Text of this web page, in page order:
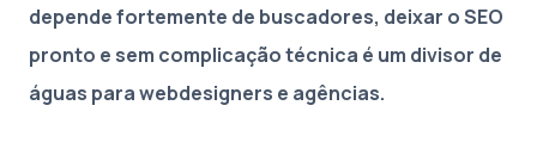
depende fortemente de buscadores, deixar o SEO
pronto e sem complicação técnica é um divisor de
águas para webdesigners e agências.